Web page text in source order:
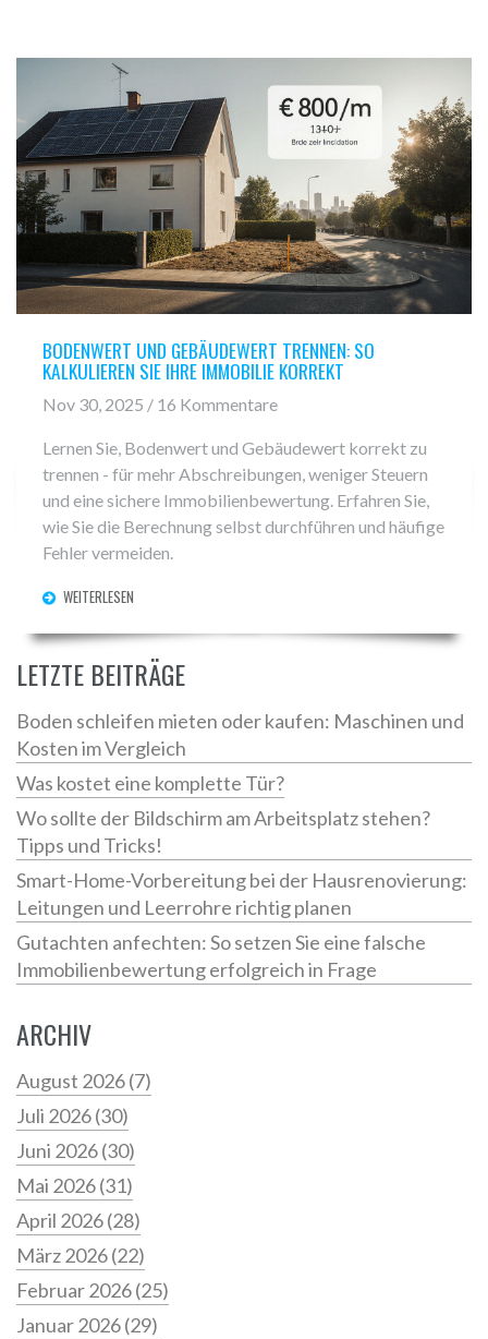
BODENWERT UND GEBÄUDEWERT TRENNEN: SO
KALKULIEREN SIE IHRE IMMOBILIE KORREKT
Nov 30, 2025 / 16 Kommentare
Lernen Sie, Bodenwert und Gebäudewert korrekt zu
trennen - für mehr Abschreibungen, weniger Steuern
und eine sichere Immobilienbewertung. Erfahren Sie,
wie Sie die Berechnung selbst durchführen und häufige
Fehler vermeiden.
WEITERLESEN
LETZTE BEITRÄGE
Boden schleifen mieten oder kaufen: Maschinen und
Kosten im Vergleich
Was kostet eine komplette Tür?
Wo sollte der Bildschirm am Arbeitsplatz stehen?
Tipps und Tricks!
Smart-Home-Vorbereitung bei der Hausrenovierung:
Leitungen und Leerrohre richtig planen
Gutachten anfechten: So setzen Sie eine falsche
Immobilienbewertung erfolgreich in Frage
ARCHIV
August 2026(7)
Juli 2026(30)
Juni 2026(30)
Mai 2026(31)
April 2026(28)
März 2026(22)
Februar 2026(25)
Januar 2026(29)